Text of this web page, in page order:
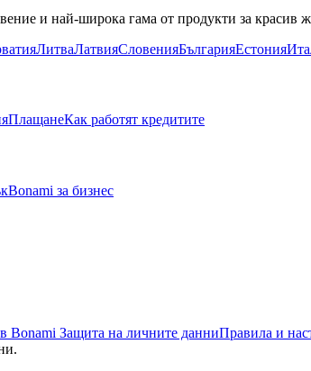
и най-широка гама от продукти за красив
ЛитваЛатвияСловенияБългарияЕстония
ПлащанеКак работят кредитите
Bonami за бизнес
Bonami Защита на личните данниПравила и